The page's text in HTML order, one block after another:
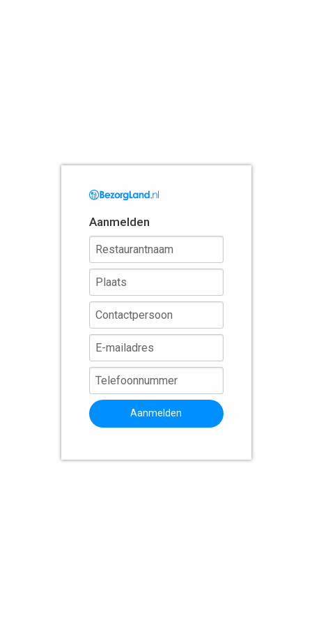
Aanmelden
Aanmelden